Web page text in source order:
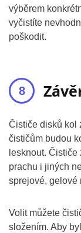
výběrem
vyčistíte
poškodit.
Čističe disků kol
čističům budou
lesknout.
prachu i jiných
sprejové, gelové
Volit můžete
složením. Aby